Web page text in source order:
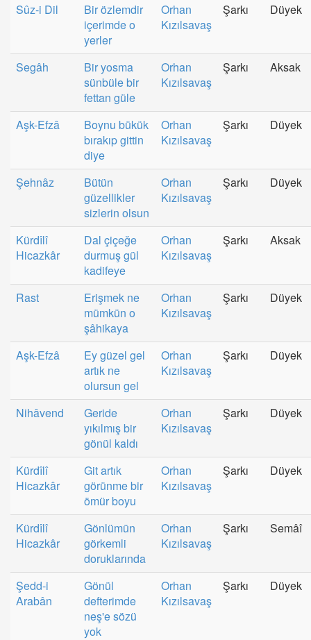
Sûz-i Dil
Bir özlemdir
içerimde o
yerler
Orhan
Kızılsavaş
Şarkı Düyek
Segâh
Bir yosma
sünbüle bir
fettan güle
Orhan
Kızılsavaş
Şarkı Aksak
Aşk-Efzâ
Boynu bükük
bırakıp gittin
diye
Orhan
Kızılsavaş
Şarkı Düyek
Şehnâz
Bütün
güzellikler
sizlerin olsun
Orhan
Kızılsavaş
Şarkı Düyek
Kürdîlî
Hicazkâr
Dal çiçeğe
durmuş gül
kadifeye
Orhan
Kızılsavaş
Şarkı Aksak
Rast
Erişmek ne
mümkün o
şâhikaya
Orhan
Kızılsavaş
Şarkı Düyek
Aşk-Efzâ
Ey güzel gel
artık ne
olursun gel
Orhan
Kızılsavaş
Şarkı Düyek
Nihâvend
Geride
yıkılmış bir
gönül kaldı
Orhan
Kızılsavaş
Şarkı Düyek
Kürdîlî
Hicazkâr
Git artık
görünme bir
ömür boyu
Orhan
Kızılsavaş
Şarkı Düyek
Kürdîlî
Hicazkâr
Gönlümün
görkemli
doruklarında
Orhan
Kızılsavaş
Şarkı Semâî
Şedd-i
Arabân
Gönül
defterimde
neş'e sözü
yok
Orhan
Kızılsavaş
Şarkı Düyek